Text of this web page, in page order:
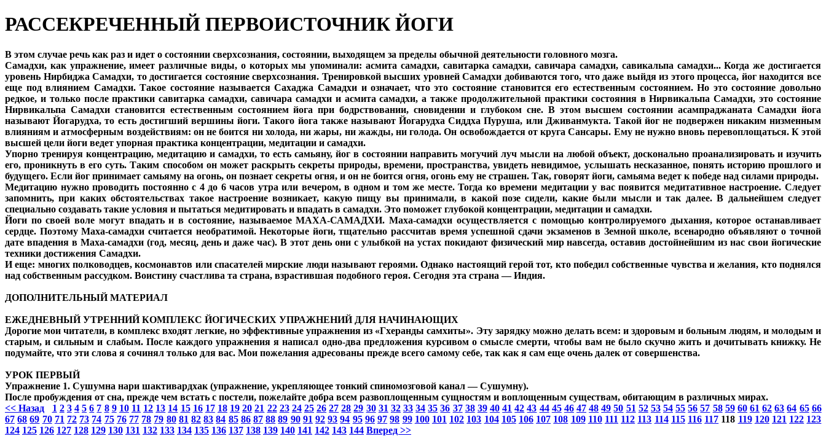
РАССЕКРЕЧЕННЫЙ ПЕРВОИСТОЧНИК ЙОГИ
В этом случае речь как раз и идет о состоянии сверхсознания, состоянии, выходящем за пределы обычной деятельности головного мозга.
Самадхи, как упражнение, имеет различные виды, о которых мы упоминали: асмита самадхи, савитарка самадхи, савичара самадхи, савикальпа самадхи... Когда же достигается
уровень Нирбиджа Самадхи, то достигается состояние сверхсознания. Тренировкой высших уровней Самадхи добиваются того, что даже выйдя из этого процесса, йог находится все
еще под влиянием Самадхи. Такое состояние называется Сахаджа Самадхи и означает, что это состояние становится его естественным состоянием. Но это состояние довольно
редкое, и только после практики савитарка самадхи, савичара самадхи и асмита самадхи, а также продолжительной практики состояния в Нирвикальпа Самадхи, это состояние
Нирвикальпа Самадхи становится естественным состоянием йога при бодрствовании, сновидении и глубоком сне. В этом высшем состоянии асампраджаната Самадхи йога
называют Йогарудха, то есть достигший вершины йоги. Такого йога также называют Йогарудха Сиддха Пуруша, или Дживанмукта. Такой йог не подвержен никаким низменным
влияниям и атмосферным воздействиям: он не боится ни холода, ни жары, ни жажды, ни голода. Он освобождается от круга Сансары. Ему не нужно вновь перевоплощаться. К этой
высшей цели йоги ведет упорная практика концентрации, медитации и самадхи.
Упорно тренируя концентрацию, медитацию и самадхи, то есть самьяну, йог в состоянии направить могучий луч мысли на любой объект, досконально проанализировать и изучить
его, проникнуть в его суть. Таким способом он может раскрыть секреты природы, времени, пространства, увидеть невидимое, услышать несказанное, понять историю прошлого и
будущего. Если йог принимает самьяму на огонь, он познает секреты огня, и он не боится огня, огонь ему не страшен. Так, говорят йоги, самьяма ведет к победе над силами природы.
Медитацию нужно проводить постоянно с 4 до 6 часов утра или вечером, в одном и том же месте. Тогда ко времени медитации у вас появится медитативное настроение. Следует
запомнить, при каких обстоятельствах такое настроение возникает, какую пищу вы принимали, в какой позе сидели, какие были мысли и так далее. В дальнейшем следует
специально создавать такие условия и пытаться медитировать и впадать в самадхи. Это поможет глубокой концентрации, медитации и самадхи.
Йоги по своей воле могут впадать и в состояние, называемое МАХА-САМАДХИ. Маха-самадхи осуществляется с помощью контролируемого дыхания, которое останавливает
сердце. Поэтому Маха-самадхи считается необратимой. Некоторые йоги, тщательно рассчитав время успешной сдачи экзаменов в Земной школе, всенародно объявляют о точной
дате впадения в Маха-самадхи (год, месяц, день и даже час). В этот день они с улыбкой на устах покидают физический мир навсегда, оставив достойнейшим из нас свои йогические
техники достижения Самадхи.
И еще: многих полководцев, космонавтов или спасателей мирские люди называют героями. Однако настоящий герой тот, кто победил собственные чувства и желания, кто поднялся
над собственным рассудком. Воистину счастлива та страна, взрастившая подобного героя. Сегодня эта страна — Индия.
ДОПОЛНИТЕЛЬНЫЙ МАТЕРИАЛ
ЕЖЕДНЕВНЫЙ УТРЕННИЙ КОМПЛЕКС ЙОГИЧЕСКИХ УПРАЖНЕНИЙ ДЛЯ НАЧИНАЮЩИХ
Дорогие мои читатели, в комплекс входят легкие, но эффективные упражнения из «Гхеранды самхиты». Эту зарядку можно делать всем: и здоровым и больным людям, и молодым и
старым, и сильным и слабым. После каждого упражнения я написал одно-два предложения курсивом о смысле смерти, чтобы вам не было скучно жить и дочитывать книжку. Не
подумайте, что эти слова я сочинял только для вас. Мои пожелания адресованы прежде всего самому себе, так как я сам еще очень далек от совершенства.
УРОК ПЕРВЫЙ
Упражнение 1. Сушумна нари шактивардхак (упражнение, укрепляющее тонкий спиномозговой канал — Сушумну).
После пробуждения от сна, прежде чем встать с постели, пожелайте добра всем развоплощенным сущностям и воплощенным существам, обитающим в различных мирах.
<< Назад
1 2 3 4 5 6 7 8 9 10 11 12 13 14 15 16 17 18 19 20 21 22 23 24 25 26 27 28 29 30 31 32 33 34 35 36 37 38 39 40 41 42 43 44 45 46 47 48 49 50 51 52 53 54 55 56 57 58 59 60 61 62 63 64 65 66
67 68 69 70 71 72 73 74 75 76 77 78 79 80 81 82 83 84 85 86 87 88 89 90 91 92 93 94 95 96 97 98 99 100 101 102 103 104 105 106 107 108 109 110 111 112 113 114 115 116 117 118 119 120 121 122 123
124 125 126 127 128 129 130 131 132 133 134 135 136 137 138 139 140 141 142 143 144 Вперед >>